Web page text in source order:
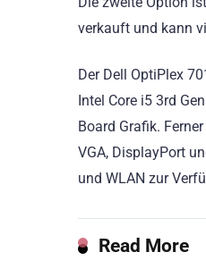
verkauft und kann
Der Dell OptiPlex
Intel Core i5 3rd
Board Grafik.
VGA, DisplayPort
und WLAN zur
Read More